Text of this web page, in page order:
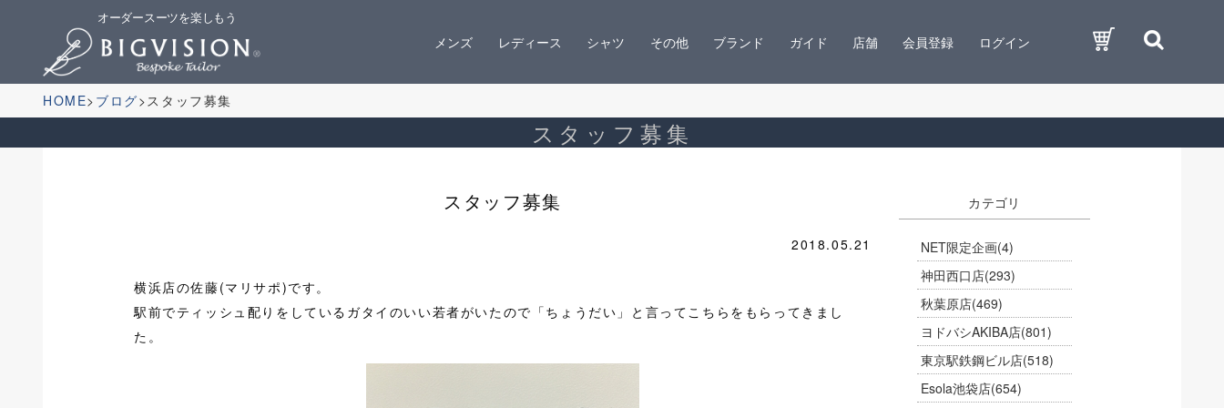
オーダースーツを楽しもう
メンズ レディース シャツ その他 ブランド ガイド 店舗 会員登録 ログイン
HOME ブログ スタッフ募集
スタッフ募集
スタッフ募集
2018.05.21
横浜店の佐藤(マリサポ)です。
駅前でティッシュ配りをしているガタイのいい若者がいたので「ちょうだい」と言ってこちらをもらってきまし
た。
カテゴリ
NET限定企画(4)
神田西口店(293)
秋葉原店(469)
ヨドバシAKIBA店(801)
東京駅鉄鋼ビル店(518)
Esola池袋店(654)